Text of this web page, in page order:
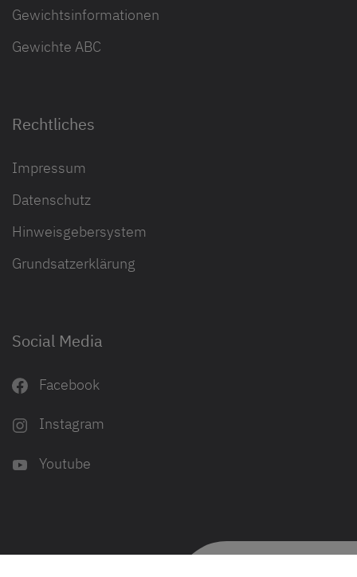
Gewichtsinformationen
Gewichte ABC
Rechtliches
Impressum
Datenschutz
Hinweisgebersystem
Grundsatzerklärung
Social Media
Facebook
Instagram
Youtube
© Dethleffs